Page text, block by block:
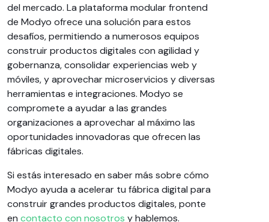
del mercado. La plataforma modular frontend
de Modyo ofrece una solución para estos
desafíos, permitiendo a numerosos equipos
construir productos digitales con agilidad y
gobernanza, consolidar experiencias web y
móviles, y aprovechar microservicios y diversas
herramientas e integraciones. Modyo se
compromete a ayudar a las grandes
organizaciones a aprovechar al máximo las
oportunidades innovadoras que ofrecen las
fábricas digitales.
Si estás interesado en saber más sobre cómo
Modyo ayuda a acelerar tu fábrica digital para
construir grandes productos digitales, ponte
en contacto con nosotros y hablemos.